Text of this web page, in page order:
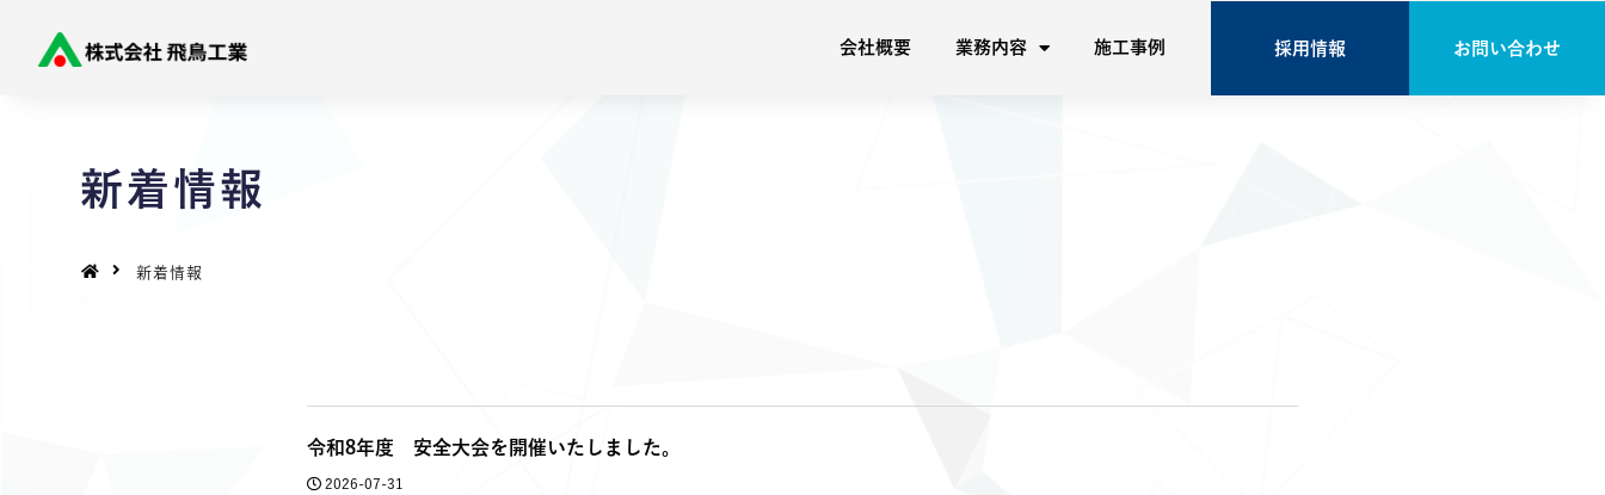
会社概要 業務内容 施工事例 採用情報 お問い合わせ
会社概要 業務内容 施工事例 採用情報 お問い合わせ
新着情報
新着情報
令和8年度 安全大会を開催いたしました。
2026-07-31